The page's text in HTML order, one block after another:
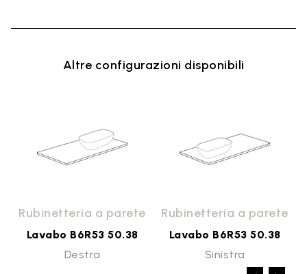
Altre configurazioni disponibili
Rubinetteria a parete
Lavabo B6R53 50.38
Destra
Rubinetteria a parete
Lavabo B6R53 50.38
Sinistra